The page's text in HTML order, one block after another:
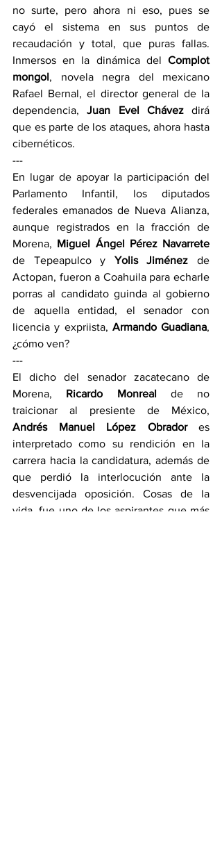
no surte, pero ahora ni eso, pues se
cayó el sistema en sus puntos de
recaudación y total, que puras fallas.
Inmersos en la dinámica del Complot
mongol, novela negra del mexicano
Rafael Bernal, el director general de la
dependencia, Juan Evel Chávez dirá
que es parte de los ataques, ahora hasta
cibernéticos.
---
En lugar de apoyar la participación del
Parlamento Infantil, los diputados
federales emanados de Nueva Alianza,
aunque registrados en la fracción de
Morena, Miguel Ángel Pérez Navarrete
de Tepeapulco y Yolis Jiménez de
Actopan, fueron a Coahuila para echarle
porras al candidato guinda al gobierno
de aquella entidad, el senador con
licencia y expriista, Armando Guadiana,
¿cómo ven?
---
El dicho del senador zacatecano de
Morena, Ricardo Monreal de no
Andrés Manuel López Obrador es
interpretado como su rendición en la
carrera hacia la candidatura, además de
que perdió la interlocución ante la
desvencijada oposición. Cosas de la
vida, fue uno de los aspirantes que más